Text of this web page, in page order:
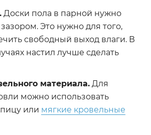
Доски пола в парной нужно
Это нужно для того,
свободный выход влаги. В
настил лучше сделать
материала. Для
можно использовать
или мягкие кровельные